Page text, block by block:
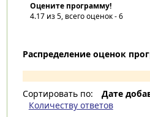
Оцените программу!
4.17из 5, всего оценок -6
Распределение оценок
Сортировать по: Дате
Количеству ответов